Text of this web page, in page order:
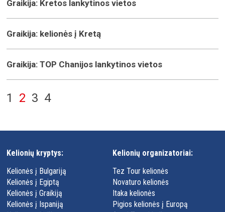
Graikija: Kretos lankytinos vietos
Graikija: kelionės į Kretą
Graikija: TOP Chanijos lankytinos vietos
1 2 3 4
Kelionių kryptys:
Kelionės į Bulgariją
Kelionės į Egiptą
Kelionės į Graikiją
Kelionės į Ispaniją
Kelionių organizatoriai:
Tez Tour kelionės
Novaturo kelionės
Itaka kelionės
Pigios kelionės į Europą